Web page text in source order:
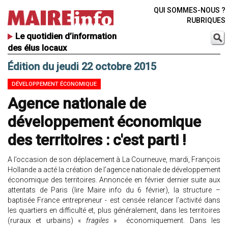
Le quotidien d’information
des élus locaux
QUI SOMMES-NOUS ?
RUBRIQUES
Édition du jeudi 22 octobre 2015
DÉVELOPPEMENT ÉCONOMIQUE
Agence nationale de
développement économique
des territoires : c'est parti !
A l’occasion de son déplacement à La Courneuve, mardi, François
Hollande a acté la création de l’agence nationale de développement
économique des territoires. Annoncée en février dernier suite aux
attentats de Paris (lire Maire info du 6 février), la structure –
baptisée France entrepreneur - est censée relancer l’activité dans
les quartiers en difficulté et, plus généralement, dans les territoires
(ruraux et urbains) « fragiles» économiquement. Dans les